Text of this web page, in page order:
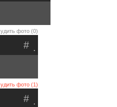
фото (0)
.
#
фото (1)
.
#